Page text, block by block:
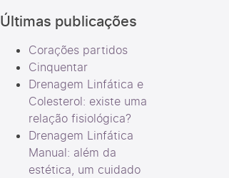
Últimas publicações
Corações partidos
Cinquentar
Drenagem Linfática e
Colesterol: existe uma
relação fisiológica?
Drenagem Linfática
Manual: além da
estética, um cuidado